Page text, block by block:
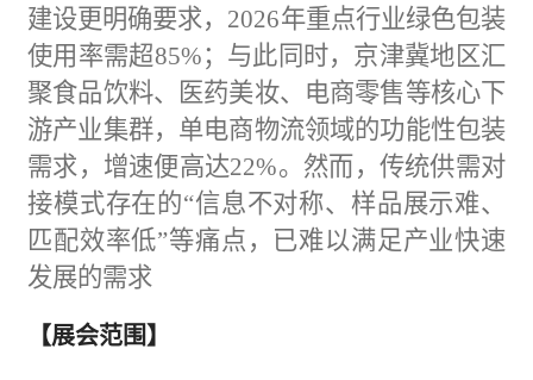
建设更明确要求，2026年重点行业绿色包装
使用率需超85%；与此同时，京津冀地区汇
聚食品饮料、 医药美妆、电商零售等核心下
游产业集群，单电商物流领域的功能性包装
需求，增速便高达22%。然而，传统供需对
接模式存在的“信息不对称、样品展示难、
匹配效率低”等痛点，已难以满足产业快速
发展的需求
【展会范围】